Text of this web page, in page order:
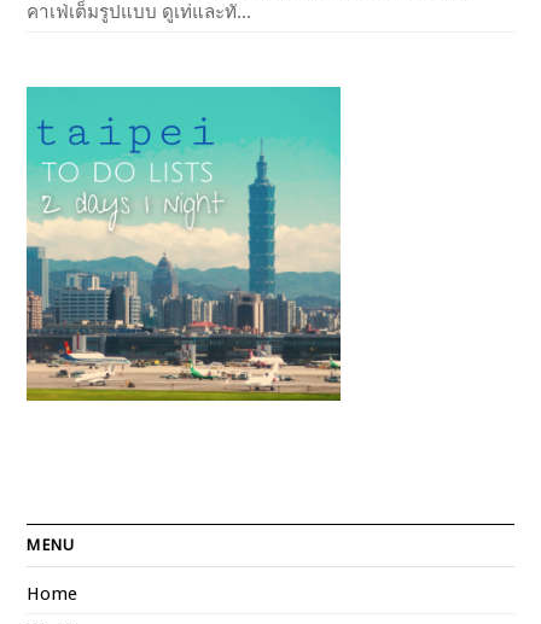
คาเฟ่เต็มรูปแบบ ดูเท่และทั...
MENU
Home